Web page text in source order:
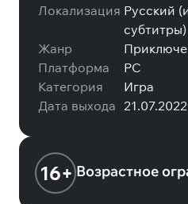
Локализация Русский
субтитры)
Жанр
Платформа
PC
Категория
Игра
Дата выхода 21.07.2022
16+ Возрастное